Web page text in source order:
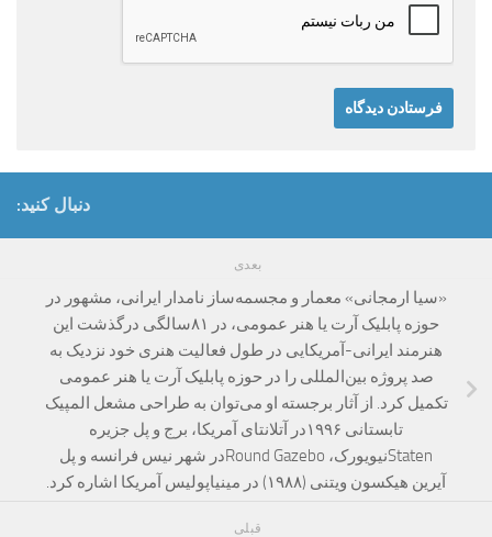
دنبال کنید:
بعدی
«سیا ارمجانی» معمار و مجسمه‌ساز نامدار ایرانی، مشهور در
حوزه پابلیک آرت یا هنر عمومی، در ۸۱سالگی درگذشت این
هنرمند ایرانی-آمریکایی در طول فعالیت هنری خود نزدیک به
صد پروژه بین‌المللی را در حوزه پابلیک آرت یا هنر عمومی
تکمیل کرد. از آثار برجسته او می‌توان به طراحی مشعل المپیک
تابستانی ۱۹۹۶در آتلانتای آمریکا، برج و پل جزیره
Statenنیویورک، Round Gazeboدر شهر نیس فرانسه و پل
آیرین هیکسون ویتنی (۱۹۸۸) در مینیاپولیس آمریکا اشاره کرد.‌
قبلی